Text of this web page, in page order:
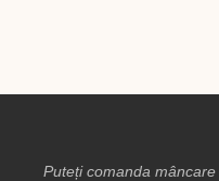
Puteți comanda